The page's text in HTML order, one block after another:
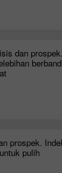
dan
prospek.
pulih